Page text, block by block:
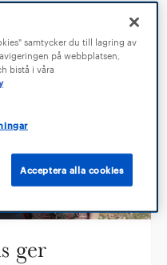
ger
samtycker du till lagring av
på webbplatsen,
bistå i våra
Acceptera alla cookies